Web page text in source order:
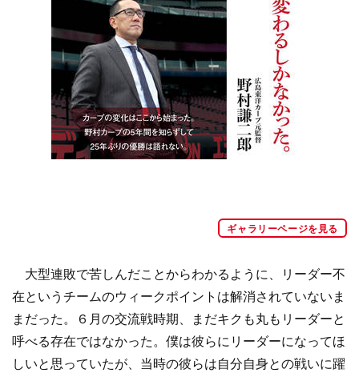
ギャラリーページを見る
大型連敗で苦しんだことからわかるように、リーダー不
在というチームのウィークポイントは解消されていないま
まだった。６月の交流戦時期、まだキクも丸もリーダーと
呼べる存在ではなかった。僕は彼らにリーダーになってほ
しいと思っていたが、当時の彼らは自分自身との戦いに躍